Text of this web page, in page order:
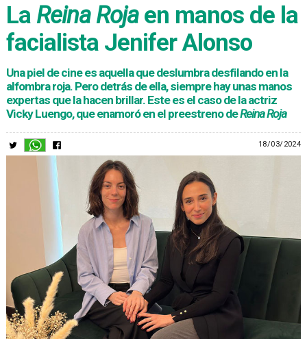
La Reina Rojaen manos de la
facialista Jenifer Alonso
Una piel de cine es aquella que deslumbra desfilando en la
alfombra roja. Pero detrás de ella, siempre hay unas manos
expertas que la hacen brillar. Este es el caso de la actriz
Vicky Luengo, que enamoró en el preestreno deReina Roja
18/03/2024